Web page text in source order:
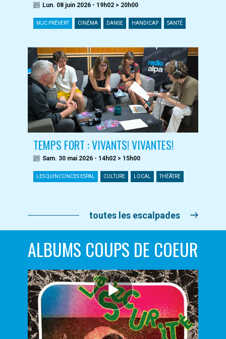
Lun. 08 juin 2026 - 19h02 > 20h00
MJC PRÉVERT CINÉMA DANSE HANDICAP SANTÉ
TEMPS FORT : VIVANTS! VIVANTES!
Sam. 30 mai 2026 - 14h02 > 15h00
LES QUINCONCES ESPAL CULTURE LOCAL THÉÂTRE
toutes les escalpades
ALBUMS COUPS DE COEUR